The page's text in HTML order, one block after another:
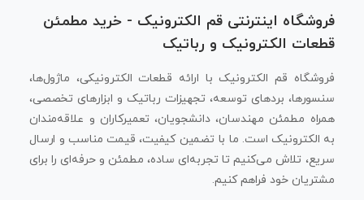
فروشگاه اینترنتی قم الکترونیک - خرید مطمئن
قطعات الکترونیک و رباتیک
فروشگاه قم الکترونیک با ارائه قطعات الکترونیکی، ماژول‌ها،
سنسورها، بردهای توسعه، تجهیزات رباتیک و ابزارهای تخصصی،
همراه مطمئن مهندسان، دانشجویان، تعمیرکاران و علاقه‌مندان
به الکترونیک است. ما با تضمین کیفیت، قیمت مناسب و ارسال
سریع، تلاش می‌کنیم تا تجربه‌ای ساده، مطمئن و حرفه‌ای را برای
مشتریان خود فراهم کنیم.